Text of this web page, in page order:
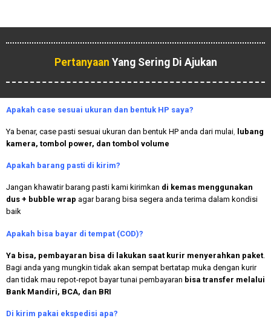
Pertanyaan Yang Sering Di Ajukan
Apakah case sesuai ukuran dan bentuk HP saya?
Ya benar, case pasti sesuai ukuran dan bentuk HP anda dari mulai
lubang
kamera, tombol power, dan tombol volume
Apakah barang pasti di kirim?
Jangan khawatir barang pasti kami kirimkan di kemas menggunakan
dus + bubble wrap agar barang bisa segera anda terima dalam kondisi
baik
Apakah bisa bayar di tempat (COD)?
Ya bisa, pembayaran bisa di lakukan saat kurir menyerahkan paket
Bagi anda yang mungkin tidak akan sempat bertatap muka dengan kurir
dan tidak mau repot-repot bayar tunai pembayaran bisa transfer melalui
Bank Mandiri, BCA, dan BRI
Di kirim pakai ekspedisi apa?